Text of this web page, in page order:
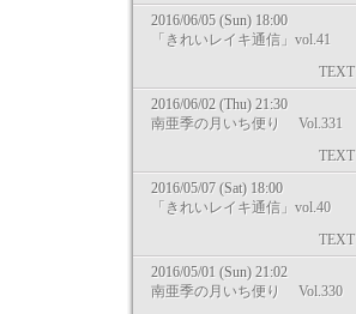
2016/06/05 (Sun) 18:00
「きれいレイキ通信」vol.41
TEXT
2016/06/02 (Thu) 21:30
南亜季の月いち便り Vol.331
TEXT
2016/05/07 (Sat) 18:00
「きれいレイキ通信」vol.40
TEXT
2016/05/01 (Sun) 21:02
南亜季の月いち便り Vol.330